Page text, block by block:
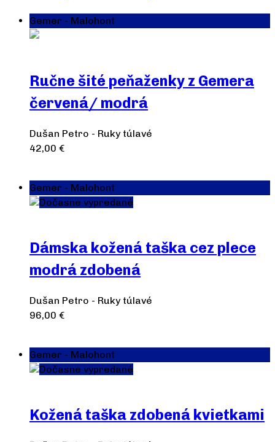
Gemer - Malohont
Ručne šité peňaženky z Gemera
červená/ modrá
Dušan Petro - Ruky túlavé
42,00 €
Gemer - Malohont
Dočasne vypredané
Dámska kožená taška cez plece
modrá zdobená
Dušan Petro - Ruky túlavé
96,00 €
Gemer - Malohont
Dočasne vypredané
Kožená taška zdobená kvietkami